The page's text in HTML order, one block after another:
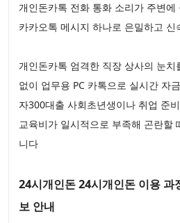
개인돈카톡 전화 통화 소리가 주변에
카카오톡 메시지 하나로 은밀하고 신
개인돈카톡 엄격한 직장 상사의 눈
없이 업무용 PC 카톡으로 실시간 자
자300대출 사회초년생이나 취업 준
교육비가 일시적으로 부족해 곤란할
니다
24시개인돈 24시개인돈 이용 과
보 안내